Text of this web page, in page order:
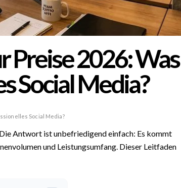
Preise 2026: Was
Social Media?
Social Media?
Antwort ist unbefriedigend einfach: Es kommt
und Leistungsumfang. Dieser Leitfaden